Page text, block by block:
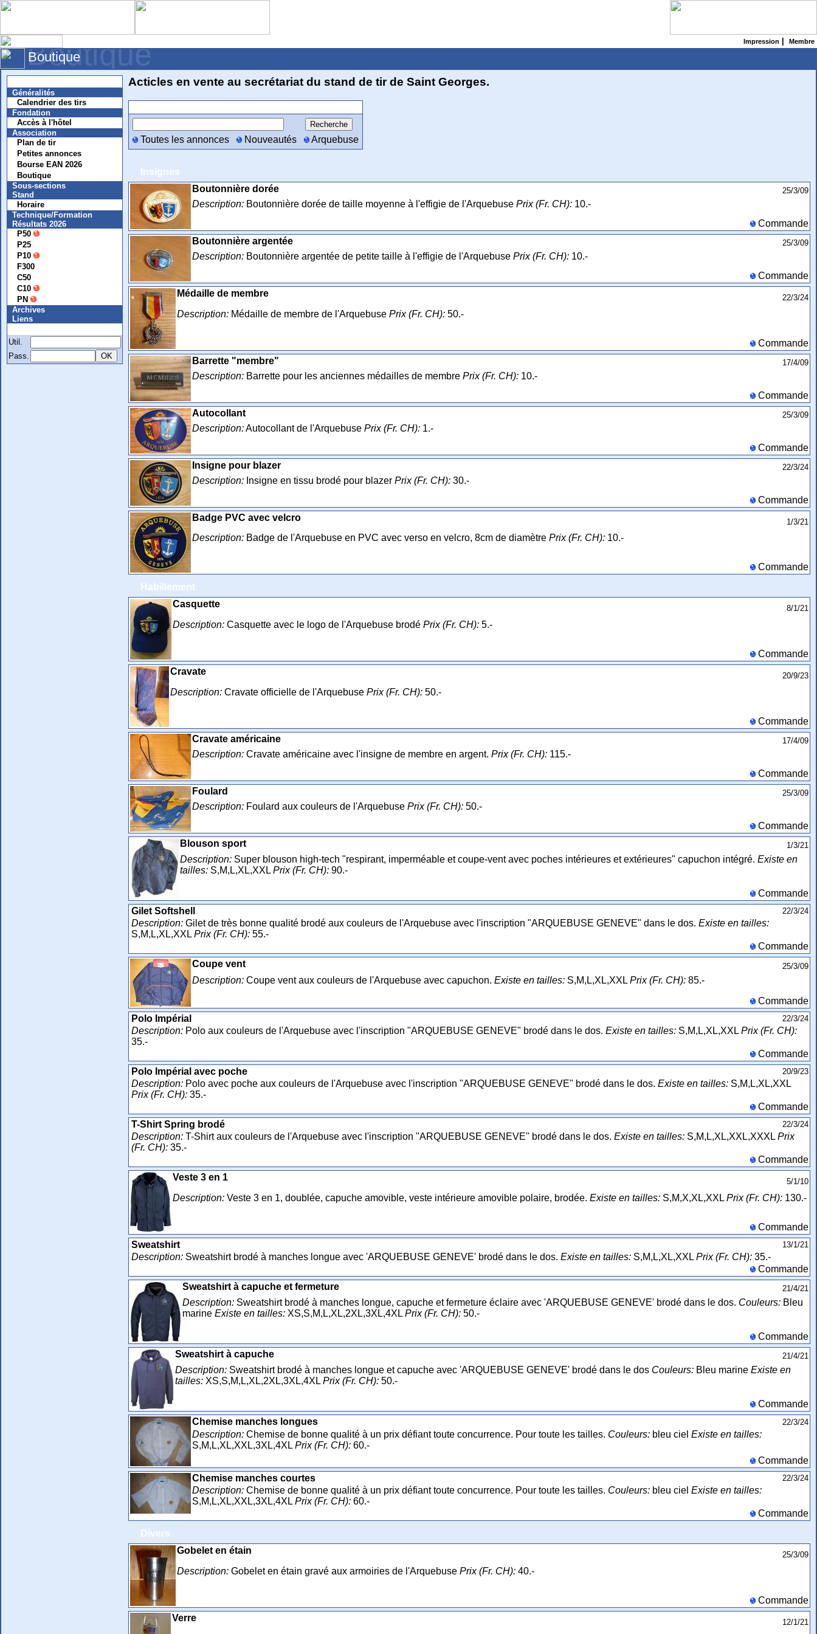
Impression Membre
Boutique
Boutique
Généralités
Calendrier des tirs
Fondation
Accès à l'hôtel
Association
Plan de tir
Petites annonces
Bourse EAN 2026
Boutique
Sous-sections
Stand
Horaire
Technique/Formation
Résultats 2026
P50
P25
P10
F300
C50
C10
PN
Archives
Liens
Util.
Pass.
Acticles en vente au secrétariat du stand de tir de Saint Georges.
Toutes les annonces Nouveautés Arquebuse
Insignes
Boutonnière dorée
25/3/09
Description: Boutonnière dorée de taille moyenne à l'effigie de l'Arquebuse Prix (Fr. CH): 10.-
Commande
Boutonnière argentée
25/3/09
Description: Boutonnière argentée de petite taille à l'effigie de l'Arquebuse Prix (Fr. CH): 10.-
Commande
Médaille de membre
22/3/24
Description: Médaille de membre de l'Arquebuse Prix (Fr. CH): 50.-
Commande
Barrette "membre"
17/4/09
Description: Barrette pour les anciennes médailles de membre Prix (Fr. CH): 10.-
Commande
Autocollant
25/3/09
Description:Autocollant de l'Arquebuse Prix (Fr. CH): 1.-
Commande
Insigne pour blazer
22/3/24
Description: Insigne en tissu brodé pour blazer Prix (Fr. CH): 30.-
Commande
Badge PVC avec velcro
1/3/21
Description: Badge de l'Arquebuse en PVC avec verso en velcro, 8cm de diamètre Prix (Fr. CH): 10.-
Commande
Habillement
Casquette
8/1/21
Description: Casquette avec le logo de l'Arquebuse brodé Prix (Fr. CH): 5.-
Commande
Cravate
20/9/23
Description: Cravate officielle de l'Arquebuse Prix (Fr. CH): 50.-
Commande
Cravate américaine
17/4/09
Description: Cravate américaine avec l'insigne de membre en argent. Prix (Fr. CH): 115.-
Commande
Foulard
25/3/09
Description: Foulard aux couleurs de l'Arquebuse Prix (Fr. CH): 50.-
Commande
Blouson sport
1/3/21
Description: Super blouson high-tech "respirant, imperméable et coupe-vent avec poches intérieures et extérieures" capuchon intégré. Existe en
tailles: S,M,L,XL,XXL Prix (Fr. CH): 90.-
Commande
Gilet Softshell
22/3/24
Description: Gilet de très bonne qualité brodé aux couleurs de l'Arquebuse avec l'inscription "ARQUEBUSE GENEVE" dans le dos. Existe en tailles:
S,M,L,XL,XXL Prix (Fr. CH): 55.-
Commande
Coupe vent
25/3/09
Description: Coupe vent aux couleurs de l'Arquebuse avec capuchon. Existe en tailles: S,M,L,XL,XXL Prix (Fr. CH): 85.-
Commande
Polo Impérial
22/3/24
Description: Polo aux couleurs de l'Arquebuse avec l'inscription "ARQUEBUSE GENEVE" brodé dans le dos. Existe en tailles: S,M,L,XL,XXL Prix (Fr. CH):
35.-
Commande
Polo Impérial avec poche
20/9/23
Description: Polo avec poche aux couleurs de l'Arquebuse avec l'inscription "ARQUEBUSE GENEVE" brodé dans le dos. Existe en tailles: S,M,L,XL,XXL
Prix (Fr. CH): 35.-
Commande
T-Shirt Spring brodé
22/3/24
Description: T-Shirt aux couleurs de l'Arquebuse avec l'inscription "ARQUEBUSE GENEVE" brodé dans le dos. Existe en tailles: S,M,L,XL,XXL,XXXL Prix
(Fr. CH): 35.-
Commande
Veste 3 en 1
5/1/10
Description: Veste 3 en 1, doublée, capuche amovible, veste intérieure amovible polaire, brodée. Existe en tailles: S,M,X,XL,XXL Prix (Fr. CH): 130.-
Commande
Sweatshirt
13/1/21
Description: Sweatshirt brodé à manches longue avec 'ARQUEBUSE GENEVE' brodé dans le dos. Existe en tailles: S,M,L,XL,XXL Prix (Fr. CH): 35.-
Commande
Sweatshirt à capuche et fermeture
21/4/21
Description: Sweatshirt brodé à manches longue, capuche et fermeture éclaire avec 'ARQUEBUSE GENEVE' brodé dans le dos. Couleurs: Bleu
marine Existe en tailles: XS,S,M,L,XL,2XL,3XL,4XL Prix (Fr. CH): 50.-
Commande
Sweatshirt à capuche
21/4/21
Description: Sweatshirt brodé à manches longue et capuche avec 'ARQUEBUSE GENEVE' brodé dans le dos Couleurs: Bleu marine Existe en
tailles: XS,S,M,L,XL,2XL,3XL,4XL Prix (Fr. CH): 50.-
Commande
Chemise manches longues
22/3/24
Description: Chemise de bonne qualité à un prix défiant toute concurrence. Pour toute les tailles. Couleurs: bleu ciel Existe en tailles:
S,M,L,XL,XXL,3XL,4XL Prix (Fr. CH): 60.-
Commande
Chemise manches courtes
22/3/24
Description: Chemise de bonne qualité à un prix défiant toute concurrence. Pour toute les tailles. Couleurs: bleu ciel Existe en tailles:
S,M,L,XL,XXL,3XL,4XL Prix (Fr. CH): 60.-
Commande
Divers
Gobelet en étain
25/3/09
Description: Gobelet en étain gravé aux armoiries de l'Arquebuse Prix (Fr. CH): 40.-
Commande
Verre
12/1/21